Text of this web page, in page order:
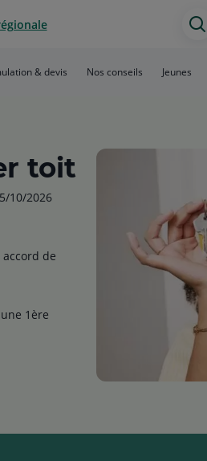
& devis Nos conseils Jeunes
toit
10/2026
de
1ère